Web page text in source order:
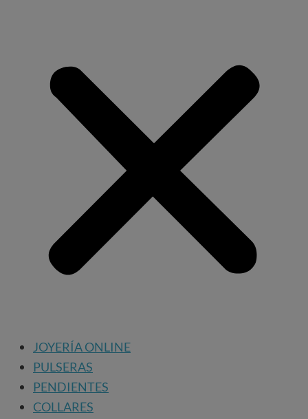
JOYERÍA ONLINE
PULSERAS
PENDIENTES
COLLARES